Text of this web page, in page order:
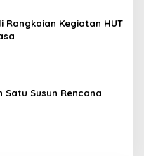
Rangkaian Kegiatan HUT
Satu Susun Rencana